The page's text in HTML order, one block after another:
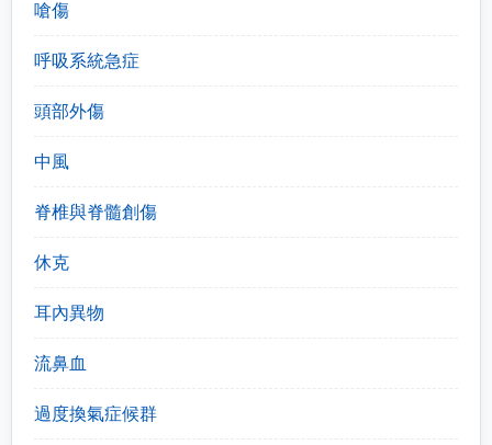
嗆傷
呼吸系統急症
頭部外傷
中風
脊椎與脊髓創傷
休克
耳內異物
流鼻血
過度換氣症候群